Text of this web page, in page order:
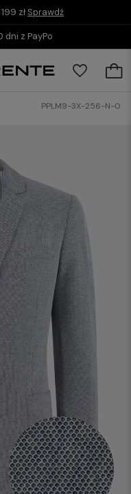
zł Sprawdź
dni z PayPo
PPLM9-3X-256-N-0